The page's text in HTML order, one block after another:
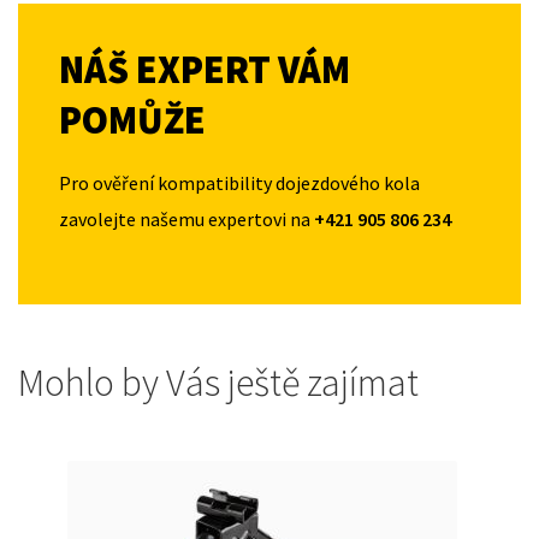
NÁŠ EXPERT VÁM
POMŮŽE
Pro ověření kompatibility dojezdového kola
zavolejte našemu expertovi na +421 905 806 234
Mohlo by Vás ještě zajímat